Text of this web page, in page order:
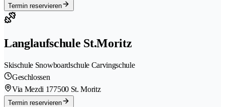
Termin reservieren
Langlaufschule St.Moritz
Skischule Snowboardschule Carvingschule
Geschlossen
Via Mezdi 177500 St. Moritz
Termin reservieren